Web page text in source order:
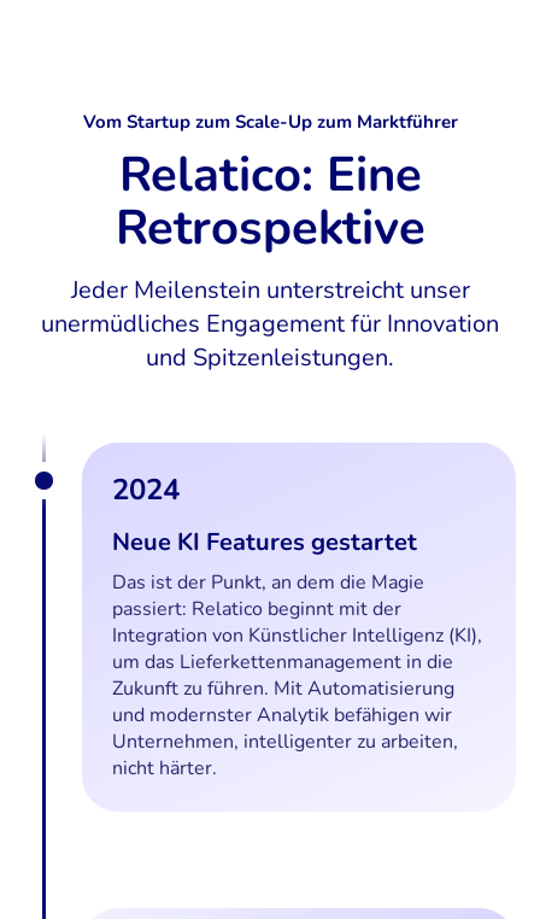
Vom Startup zum Scale-Up zum Marktführer
Relatico: Eine
Retrospektive
Jeder Meilenstein unterstreicht unser
unermüdliches Engagement für Innovation
und Spitzenleistungen.
2024
Neue KI Features gestartet
Das ist der Punkt, an dem die Magie
passiert: Relatico beginnt mit der
Integration von Künstlicher Intelligenz (KI),
um das Lieferkettenmanagement in die
Zukunft zu führen. Mit Automatisierung
und modernster Analytik befähigen wir
Unternehmen, intelligenter zu arbeiten,
nicht härter.